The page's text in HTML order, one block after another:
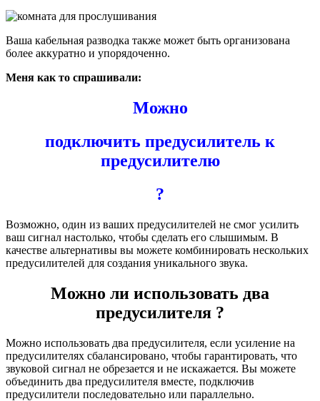
Ваша кабельная разводка также может быть организована
более аккуратно и упорядоченно.
Меня как то спрашивали:
Можно
подключить предусилитель к
предусилителю
?
Возможно, один из ваших предусилителей не смог усилить
ваш сигнал настолько, чтобы сделать его слышимым. В
качестве альтернативы вы можете комбинировать нескольких
предусилителей для создания уникального звука.
Можно ли использовать два
предусилителя ?
Можно использовать два предусилителя, если усиление на
предусилителях сбалансировано, чтобы гарантировать, что
звуковой сигнал не обрезается и не искажается. Вы можете
объединить два предусилителя вместе, подключив
предусилители последовательно или параллельно.